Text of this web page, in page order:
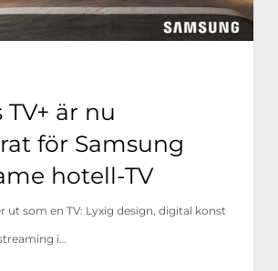
är nu
för Samsung
hotell-TV
ut som en TV: Lyxig design, digital konst
i…